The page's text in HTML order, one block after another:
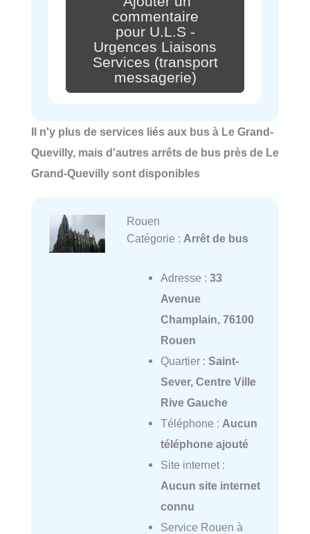
commentaire
pour U.L.S -
Urgences Liaisons
Services (transport
messagerie)
Il n'y plus de services liés aux bus à Le Grand-
Quevilly, mais d'autres arrêts de bus près de Le
Grand-Quevilly sont disponibles
Rouen
Catégorie : Arrêt de bus
Adresse : 33
Avenue
Champlain, 76100
Rouen
Quartier : Saint-
Sever, Centre Ville
Rive Gauche
Téléphone : Aucun
téléphone ajouté
Site internet :
Aucun site internet
connu
Service Rouen à